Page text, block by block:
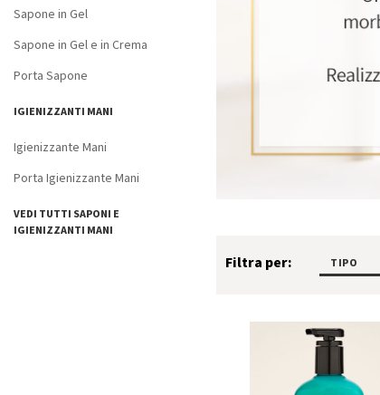
Sapone in Gel
Sapone in Gel e in Crema
Porta Sapone
IGIENIZZANTI MANI
Igienizzante Mani
Porta Igienizzante Mani
VEDI TUTTI SAPONI E
IGIENIZZANTI MANI
Filtra per: TIPO